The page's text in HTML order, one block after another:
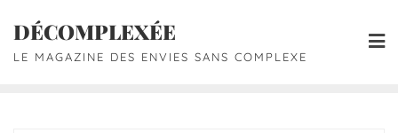
DÉCOMPLEXÉE
LE MAGAZINE DES ENVIES SANS COMPLEXE